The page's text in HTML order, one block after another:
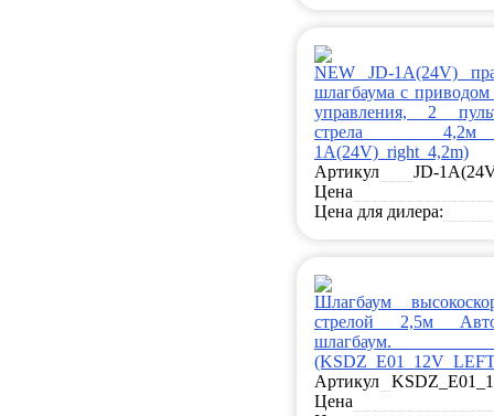
NEW JD-1A(24V)
шлагбаума с
управления, 2
стрела
1A(24V)_right_4,2m)
Артикул
JD-
Цена
Цена для дилера:
Шлагбаум
стрелой 2,5м
шлагбаум.
Артикул
Цена